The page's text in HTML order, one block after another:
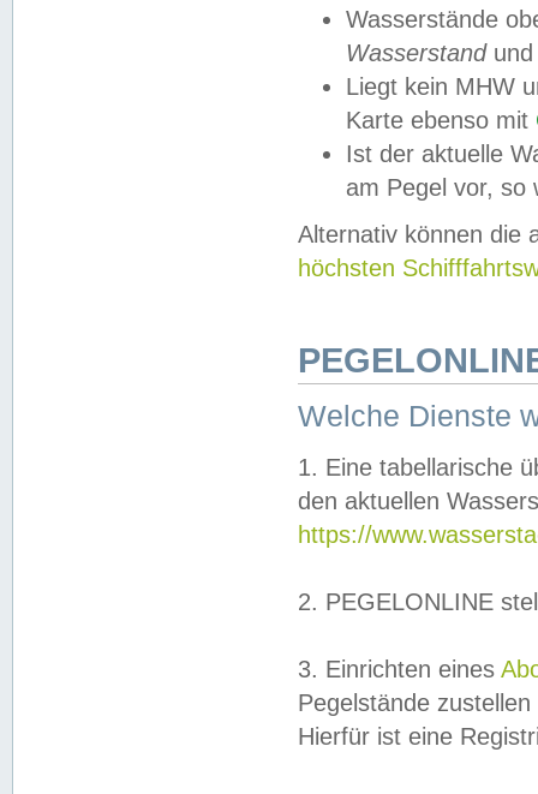
Wasserstände
Wasserstandund
Liegt kein MHW
Karte ebenso mit
Ist der aktuelle
am Pegel vor,
Alternativ können die
höchsten
Welche Dienste
1. Eine tabellarische
den aktuellen
https://
2. PEGELONLINE
3. Einrichten eines
Pegelstände
Hierfür ist eine